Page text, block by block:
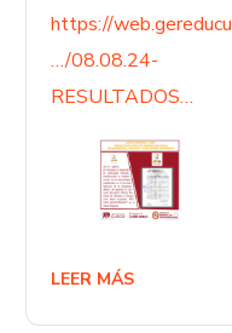
https://
…/08.08.24-
RESULTADOS…
LEER MÁS